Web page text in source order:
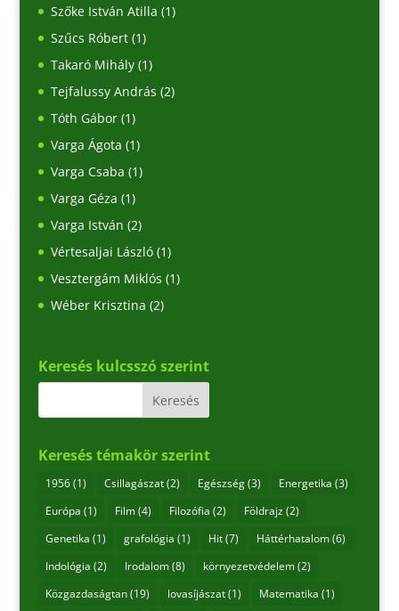
Szőke István Atilla (1)
Szűcs Róbert(1)
Takaró Mihály(1)
Tejfalussy András (2)
Tóth Gábor(1)
Varga Ágota (1)
Varga Csaba (1)
Varga Géza (1)
Varga István (2)
Vértesaljai László(1)
Vesztergám Miklós (1)
Wéber Krisztina (2)
Keresés kulcsszó szerint
Keresés témakör szerint
1956(1) Csillagászat(2) Egészség(3) Energetika (3)
Európa (1) Film(4) Filozófia (2) Földrajz(2)
Genetika (1) grafológia (1) Hit(7) Háttérhatalom(6)
Indológia (2) Irodalom(8) környezetvédelem(2)
Közgazdaságtan(19) lovasíjászat(1) Matematika (1)